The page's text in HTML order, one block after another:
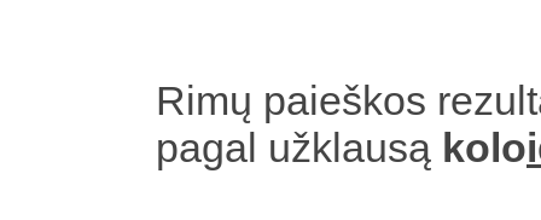
Rimų paieškos
pagal užklausą kolo